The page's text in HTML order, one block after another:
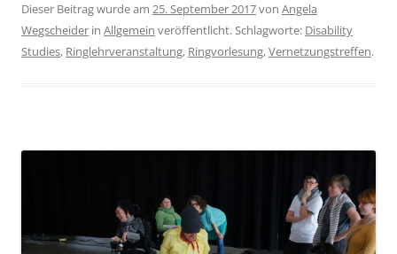
Dieser Beitrag wurde am 25. September 2017von Angela
Wegscheider in Allgemein veröffentlicht. Schlagworte: Disability
Studies, Ringlehrveranstaltung, Ringvorlesung,Vernetzungstreffen.